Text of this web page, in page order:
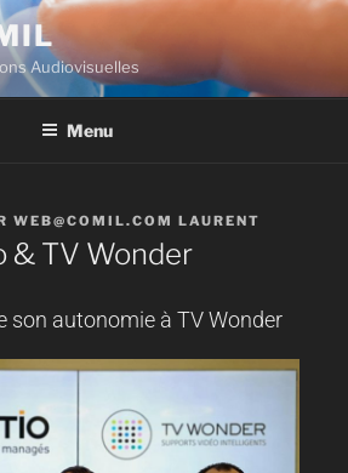
Audiovisuelles
Menu
WEB@COMIL.COM LAURENT
& TV Wonder
son autonomie à TV Wonder